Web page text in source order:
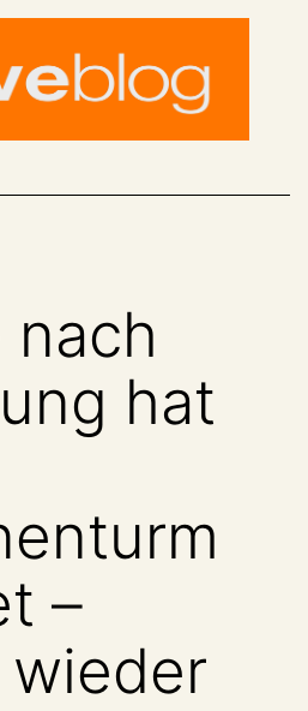
nach
hat
–